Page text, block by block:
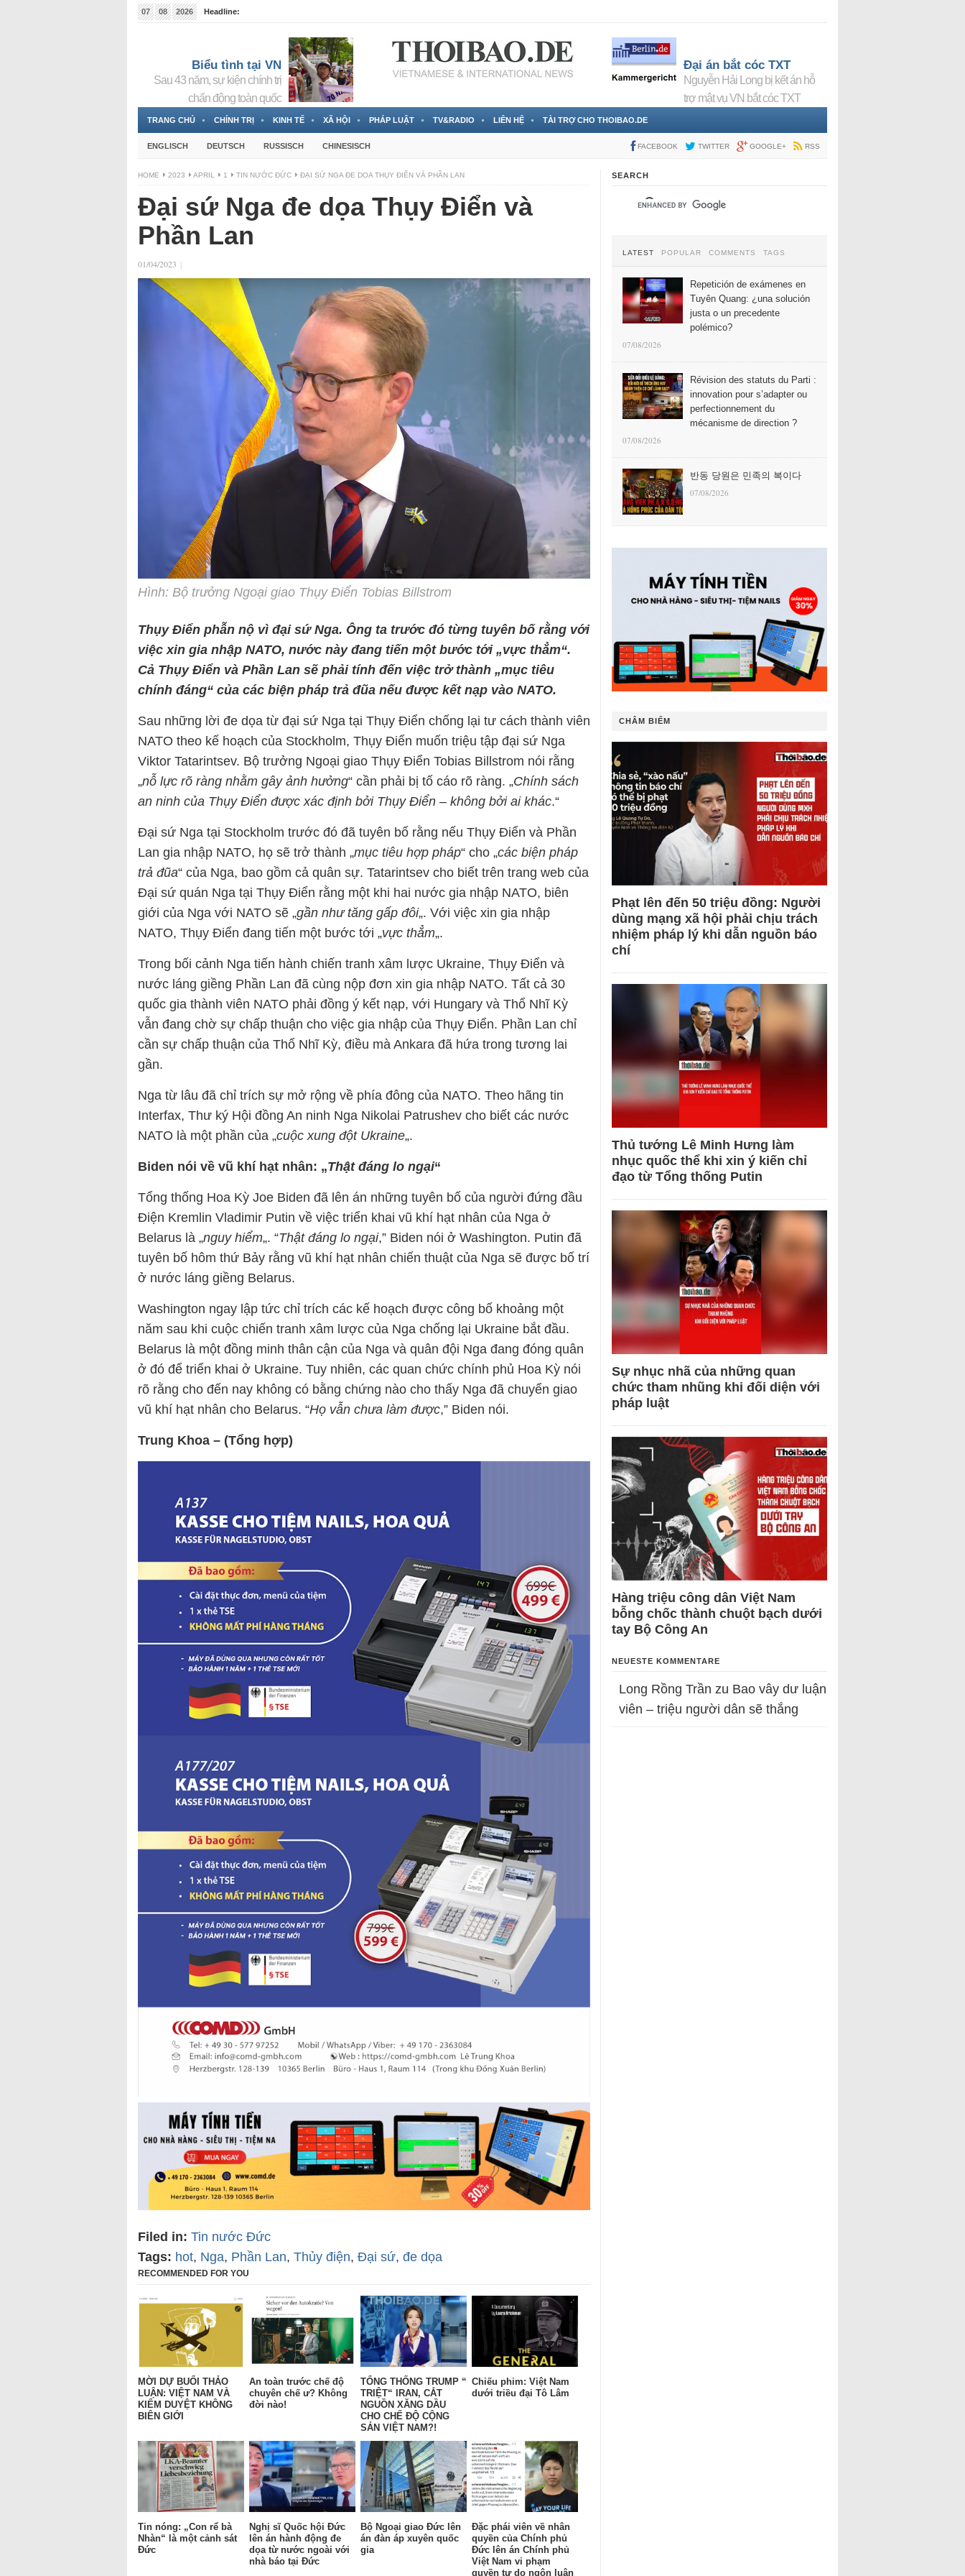
07 08 2026
Headline:
Biểu tình tại VN
Sau 43 năm, sự kiện chính trị
chấn động toàn quốc
Đại án bắt cóc TXT
Nguyễn Hải Long bị kết án hỗ
trợ mật vụ VN bắt cóc TXT
TRANG CHỦ CHÍNH TRỊ KINH TẾ XÃ HỘI PHÁP LUẬT TV&RADIO LIÊN HỆ TÀI TRỢ CHO THOIBAO.DE
ENGLISCH DEUTSCH RUSSISCH CHINESISCH FACEBOOK TWITTER GOOGLE+ RSS
HOME 2023 APRIL 1 TIN NƯỚC ĐỨC ĐẠI SỨ NGA ĐE DỌA THỤY ĐIỂN VÀ PHẦN LAN
Đại sứ Nga đe dọa Thụy Điển và
Phần Lan
01/04/2023 |
Hình: Bộ trưởng Ngoại giao Thụy Điển Tobias Billstrom
Thụy Điển phẫn nộ vì đại sứ Nga. Ông ta trước đó từng tuyên bố rằng với
việc xin gia nhập NATO, nước này đang tiến một bước tới „vực thẳm“.
Cả Thụy Điển và Phần Lan sẽ phải tính đến việc trở thành „mục tiêu
chính đáng“ của các biện pháp trả đũa nếu được kết nạp vào NATO.
Sau những lời đe dọa từ đại sứ Nga tại Thụy Điển chống lại tư cách thành viên
NATO theo kế hoạch của Stockholm, Thụy Điển muốn triệu tập đại sứ Nga
Viktor Tatarintsev. Bộ trưởng Ngoại giao Thụy Điển Tobias Billstrom nói rằng
„nỗ lực rõ ràng nhằm gây ảnh hưởng“ cần phải bị tố cáo rõ ràng. „Chính sách
an ninh của Thụy Điển được xác định bởi Thụy Điển – không bởi ai khác.“
Đại sứ Nga tại Stockholm trước đó đã tuyên bố rằng nếu Thụy Điển và Phần
Lan gia nhập NATO, họ sẽ trở thành „mục tiêu hợp pháp“ cho „các biện pháp
trả đũa“ của Nga, bao gồm cả quân sự. Tatarintsev cho biết trên trang web của
Đại sứ quán Nga tại Thụy Điển rằng một khi hai nước gia nhập NATO, biên
giới của Nga với NATO sẽ „gần như tăng gấp đôi„. Với việc xin gia nhập
NATO, Thụy Điển đang tiến một bước tới „vực thẳm„.
Trong bối cảnh Nga tiến hành chiến tranh xâm lược Ukraine, Thụy Điển và
nước láng giềng Phần Lan đã cùng nộp đơn xin gia nhập NATO. Tất cả 30
quốc gia thành viên NATO phải đồng ý kết nạp, với Hungary và Thổ Nhĩ Kỳ
vẫn đang chờ sự chấp thuận cho việc gia nhập của Thụy Điển. Phần Lan chỉ
cần sự chấp thuận của Thổ Nhĩ Kỳ, điều mà Ankara đã hứa trong tương lai
gần.
Nga từ lâu đã chỉ trích sự mở rộng về phía đông của NATO. Theo hãng tin
Interfax, Thư ký Hội đồng An ninh Nga Nikolai Patrushev cho biết các nước
NATO là một phần của „cuộc xung đột Ukraine„.
Biden nói về vũ khí hạt nhân: „Thật đáng lo ngại“
Tổng thống Hoa Kỳ Joe Biden đã lên án những tuyên bố của người đứng đầu
Điện Kremlin Vladimir Putin về việc triển khai vũ khí hạt nhân của Nga ở
Belarus là „nguy hiểm„. “Thật đáng lo ngại,” Biden nói ở Washington. Putin đã
tuyên bố hôm thứ Bảy rằng vũ khí hạt nhân chiến thuật của Nga sẽ được bố trí
ở nước láng giềng Belarus.
Washington ngay lập tức chỉ trích các kế hoạch được công bố khoảng một
năm sau khi cuộc chiến tranh xâm lược của Nga chống lại Ukraine bắt đầu.
Belarus là một đồng minh thân cận của Nga và quân đội Nga đang đóng quân
ở đó để triển khai ở Ukraine. Tuy nhiên, các quan chức chính phủ Hoa Kỳ nói
rõ rằng cho đến nay không có bằng chứng nào cho thấy Nga đã chuyển giao
vũ khí hạt nhân cho Belarus. “Họ vẫn chưa làm được,” Biden nói.
Trung Khoa – (Tổng hợp)
Filed in: Tin nước Đức
Tags: hot, Nga, Phần Lan, Thủy điện, Đại sứ, đe dọa
RECOMMENDED FOR YOU
MỜI DỰ BUỔI THẢO
LUẬN: VIỆT NAM VÀ
KIỂM DUYỆT KHÔNG
BIÊN GIỚI
An toàn trước chế độ
chuyên chế ư? Không
đời nào!
TỔNG THỐNG TRUMP “
TRIỆT“ IRAN, CẮT
NGUỒN XĂNG DẦU
CHO CHẾ ĐỘ CỘNG
SẢN VIỆT NAM?!
Chiếu phim: Việt Nam
dưới triều đại Tô Lâm
Tin nóng: „Con rể bà
Nhàn“ là một cảnh sát
Đức
Nghị sĩ Quốc hội Đức
lên án hành động đe
dọa từ nước ngoài với
nhà báo tại Đức
Bộ Ngoại giao Đức lên
án đàn áp xuyên quốc
gia
Đặc phái viên về nhân
quyền của Chính phủ
Đức lên án Chính phủ
Việt Nam vi phạm
quyền tự do ngôn luận
SEARCH
LATEST POPULAR COMMENTS TAGS
Repetición de exámenes en
Tuyên Quang: ¿una solución
justa o un precedente
polémico?
07/08/2026
Révision des statuts du Parti :
innovation pour s’adapter ou
perfectionnement du
mécanisme de direction ?
07/08/2026
반동 당원은 민족의 복이다
07/08/2026
CHÂM BIẾM
Phạt lên đến 50 triệu đồng: Người
dùng mạng xã hội phải chịu trách
nhiệm pháp lý khi dẫn nguồn báo
chí
Thủ tướng Lê Minh Hưng làm
nhục quốc thể khi xin ý kiến chỉ
đạo từ Tổng thống Putin
Sự nhục nhã của những quan
chức tham nhũng khi đối diện với
pháp luật
Hàng triệu công dân Việt Nam
bỗng chốc thành chuột bạch dưới
tay Bộ Công An
NEUESTE KOMMENTARE
Long Rồng Trần zu Bao vây dư luận
viên – triệu người dân sẽ thắng